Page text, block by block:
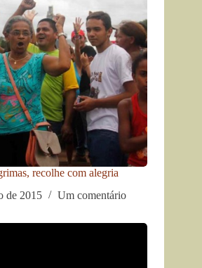
recolhe com alegria
de 2015
Um comentário